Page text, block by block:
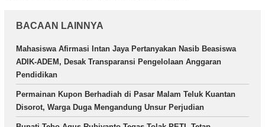
BACAAN LAINNYA
Mahasiswa Afirmasi Intan Jaya Pertanyakan Nasib Beasiswa
ADIK-ADEM, Desak Transparansi Pengelolaan Anggaran
Pendidikan
Permainan Kupon Berhadiah di Pasar Malam Teluk Kuantan
Disorot, Warga Duga Mengandung Unsur Perjudian